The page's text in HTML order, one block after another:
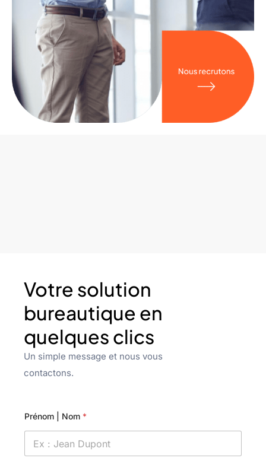
Votre solution
bureautique en
quelques clics
Un simple message et nous vous
contactons.
Prénom | Nom *